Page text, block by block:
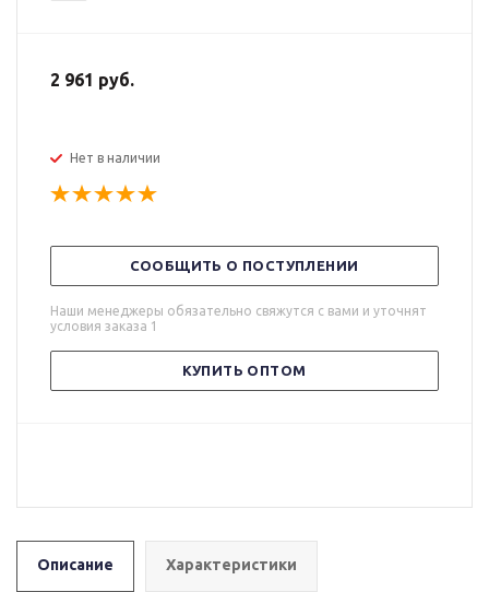
2 961 руб.
Нет в наличии
СООБЩИТЬ О ПОСТУПЛЕНИИ
Наши менеджеры обязательно свяжутся с вами и уточнят
условия заказа 1
КУПИТЬ ОПТОМ
Описание Характеристики